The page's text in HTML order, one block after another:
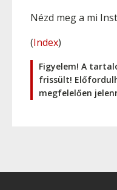
Nézd meg a mi
(Index)
Figyelem! A
frissült!
megfelelően